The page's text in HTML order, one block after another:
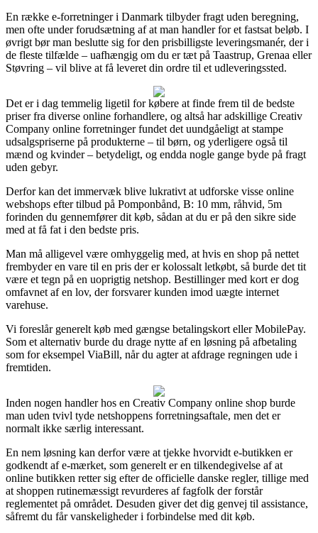
En række e-forretninger i Danmark tilbyder fragt uden beregning,
men ofte under forudsætning af at man handler for et fastsat beløb. I
øvrigt bør man beslutte sig for den prisbilligste leveringsmanér, der i
de fleste tilfælde – uafhængig om du er tæt på Taastrup, Grenaa eller
Støvring – vil blive at få leveret din ordre til et udleveringssted.
Det er i dag temmelig ligetil for købere at finde frem til de bedste
priser fra diverse online forhandlere, og altså har adskillige Creativ
Company online forretninger fundet det uundgåeligt at stampe
udsalgspriserne på produkterne – til børn, og yderligere også til
mænd og kvinder – betydeligt, og endda nogle gange byde på fragt
uden gebyr.
Derfor kan det immervæk blive lukrativt at udforske visse online
webshops efter tilbud på Pomponbånd, B: 10 mm, råhvid, 5m
forinden du gennemfører dit køb, sådan at du er på den sikre side
med at få fat i den bedste pris.
Man må alligevel være omhyggelig med, at hvis en shop på nettet
frembyder en vare til en pris der er kolossalt letkøbt, så burde det tit
være et tegn på en uoprigtig netshop. Bestillinger med kort er dog
omfavnet af en lov, der forsvarer kunden imod uægte internet
varehuse.
Vi foreslår generelt køb med gængse betalingskort eller MobilePay.
Som et alternativ burde du drage nytte af en løsning på afbetaling
som for eksempel ViaBill, når du agter at afdrage regningen ude i
fremtiden.
Inden nogen handler hos en Creativ Company online shop burde
man uden tvivl tyde netshoppens forretningsaftale, men det er
normalt ikke særlig interessant.
En nem løsning kan derfor være at tjekke hvorvidt e-butikken er
godkendt af e-mærket, som generelt er en tilkendegivelse af at
online butikken retter sig efter de officielle danske regler, tillige med
at shoppen rutinemæssigt revurderes af fagfolk der forstår
reglementet på området. Desuden giver det dig genvej til assistance,
såfremt du får vanskeligheder i forbindelse med dit køb.